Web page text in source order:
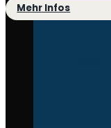
Mehr Infos